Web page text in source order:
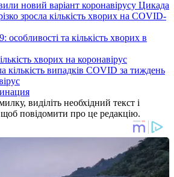
новий варіант коронавірусу Цикада
зросла кількість хворих на COVID-
та кількість хворих в
хворих на коронавірус
кількість випадків COVID за тиждень
виділіть необхідний текст і
повідомити про це редакцію.